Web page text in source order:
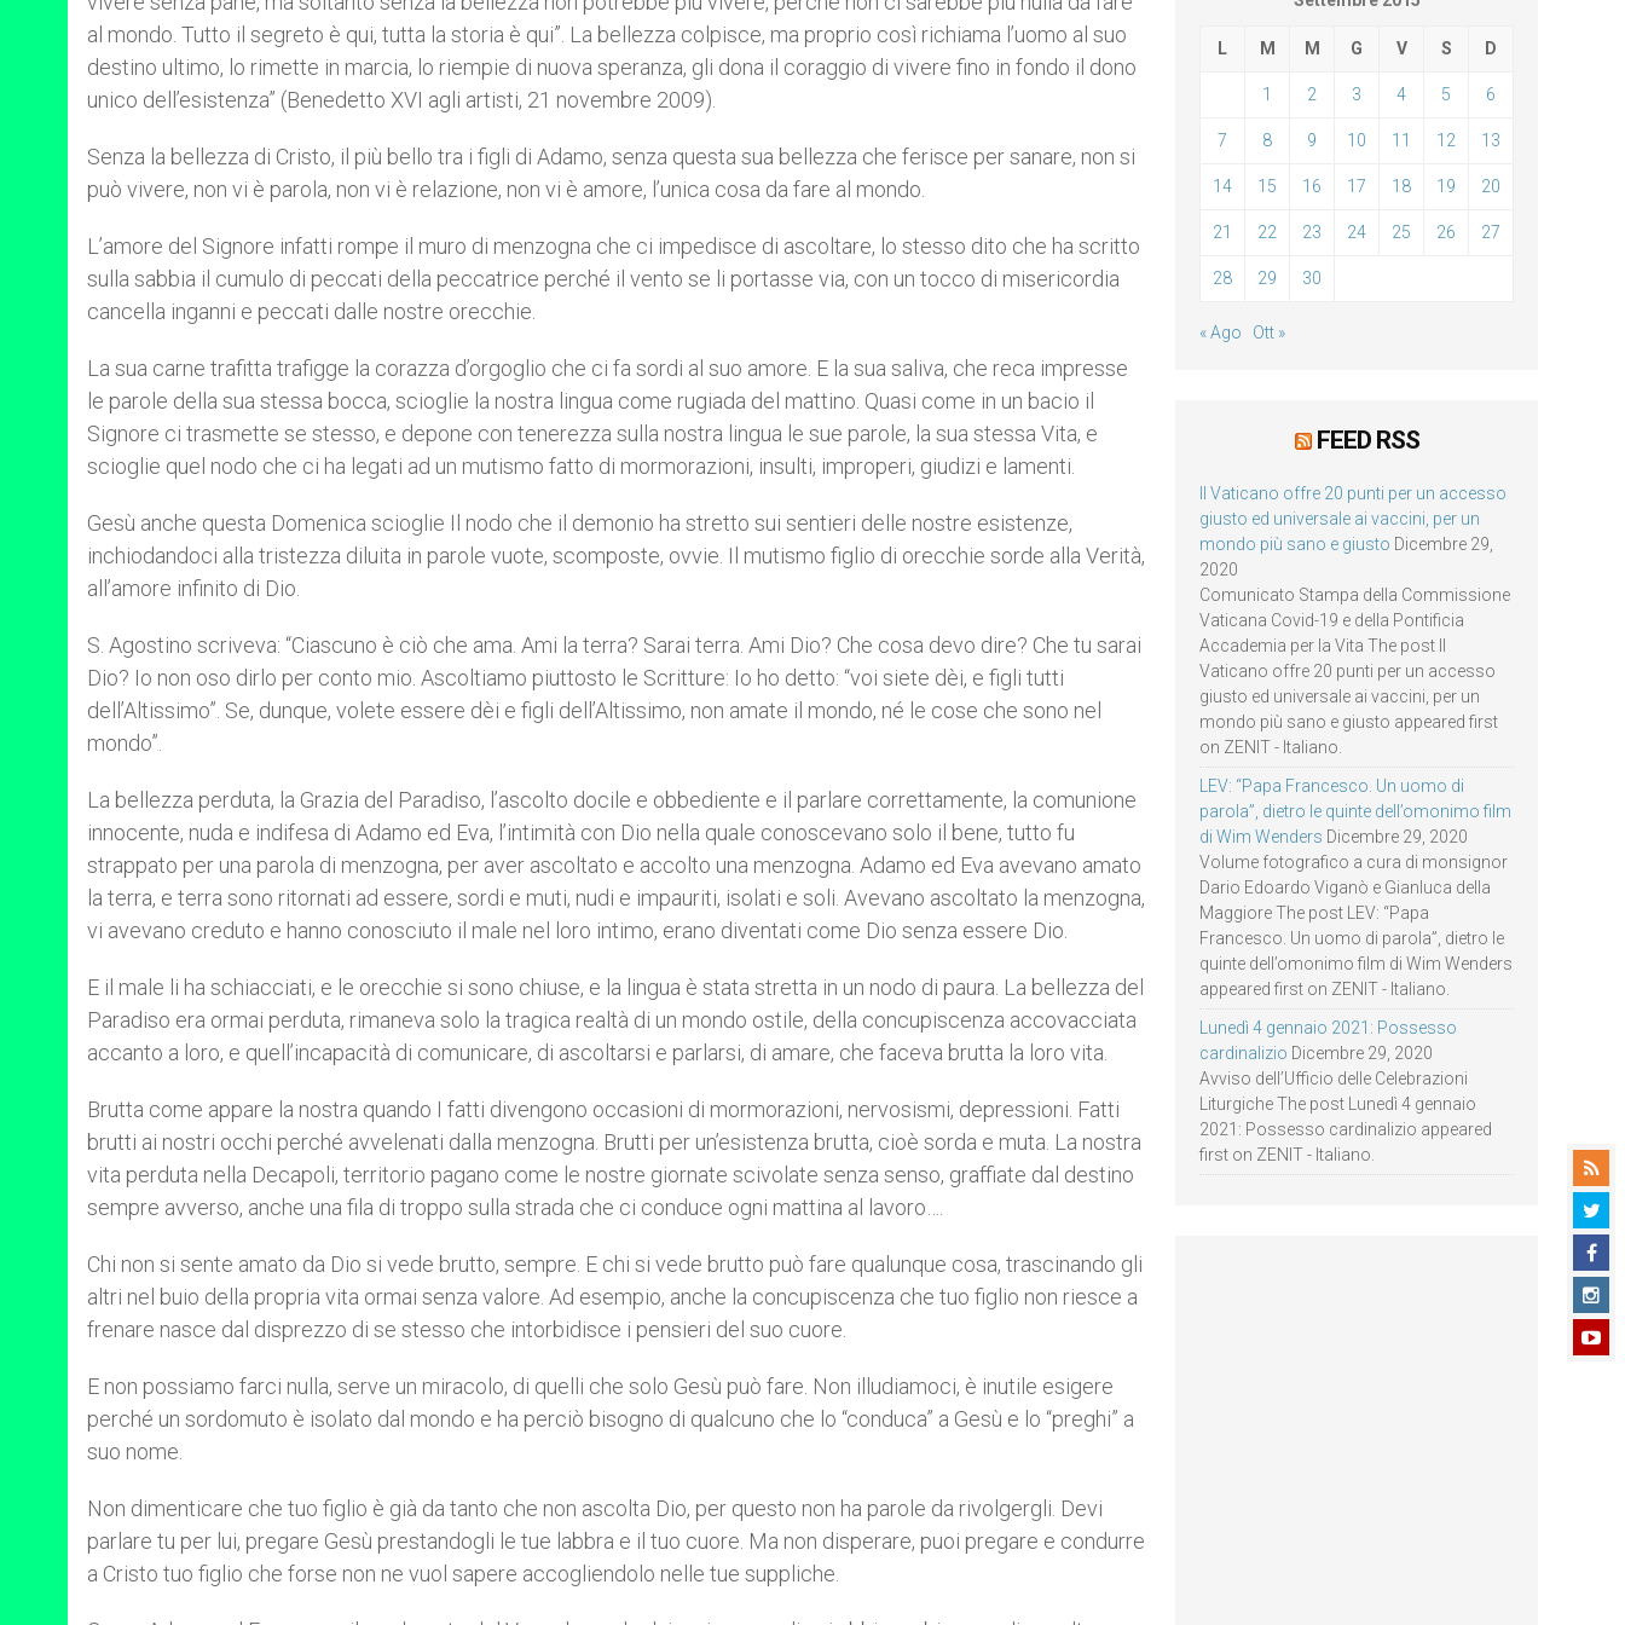
al mondo. Tutto il segreto è qui, tutta la storia è qui”. La bellezza colpisce, ma proprio così richiama l’uomo al suo
destino ultimo, lo rimette in marcia, lo riempie di nuova speranza, gli dona il coraggio di vivere fino in fondo il dono
unico dell’esistenza” (Benedetto XVI agli artisti, 21 novembre 2009).
Senza la bellezza di Cristo, il più bello tra i figli di Adamo, senza questa sua bellezza che ferisce per sanare, non si
può vivere, non vi è parola, non vi è relazione, non vi è amore, l’unica cosa da fare al mondo.
L’amore del Signore infatti rompe il muro di menzogna che ci impedisce di ascoltare, lo stesso dito che ha scritto
sulla sabbia il cumulo di peccati della peccatrice perché il vento se li portasse via, con un tocco di misericordia
cancella inganni e peccati dalle nostre orecchie.
La sua carne trafitta trafigge la corazza d’orgoglio che ci fa sordi al suo amore. E la sua saliva, che reca impresse
le parole della sua stessa bocca, scioglie la nostra lingua come rugiada del mattino. Quasi come in un bacio il
Signore ci trasmette se stesso, e depone con tenerezza sulla nostra lingua le sue parole, la sua stessa Vita, e
scioglie quel nodo che ci ha legati ad un mutismo fatto di mormorazioni, insulti, improperi, giudizi e lamenti.
Gesù anche questa Domenica scioglie Il nodo che il demonio ha stretto sui sentieri delle nostre esistenze,
inchiodandoci alla tristezza diluita in parole vuote, scomposte, ovvie. Il mutismo figlio di orecchie sorde alla Verità,
all’amore infinito di Dio.
S. Agostino scriveva: “Ciascuno è ciò che ama. Ami la terra? Sarai terra. Ami Dio? Che cosa devo dire? Che tu sarai
Dio? Io non oso dirlo per conto mio. Ascoltiamo piuttosto le Scritture: Io ho detto: “voi siete dèi, e figli tutti
dell’Altissimo”. Se, dunque, volete essere dèi e figli dell’Altissimo, non amate il mondo, né le cose che sono nel
mondo”.
La bellezza perduta, la Grazia del Paradiso, l’ascolto docile e obbediente e il parlare correttamente, la comunione
innocente, nuda e indifesa di Adamo ed Eva, l’intimità con Dio nella quale conoscevano solo il bene, tutto fu
strappato per una parola di menzogna, per aver ascoltato e accolto una menzogna. Adamo ed Eva avevano amato
la terra, e terra sono ritornati ad essere, sordi e muti, nudi e impauriti, isolati e soli. Avevano ascoltato la menzogna,
vi avevano creduto e hanno conosciuto il male nel loro intimo, erano diventati come Dio senza essere Dio.
E il male li ha schiacciati, e le orecchie si sono chiuse, e la lingua è stata stretta in un nodo di paura. La bellezza del
Paradiso era ormai perduta, rimaneva solo la tragica realtà di un mondo ostile, della concupiscenza accovacciata
accanto a loro, e quell’incapacità di comunicare, di ascoltarsi e parlarsi, di amare, che faceva brutta la loro vita.
Brutta come appare la nostra quando I fatti divengono occasioni di mormorazioni, nervosismi, depressioni. Fatti
brutti ai nostri occhi perché avvelenati dalla menzogna. Brutti per un’esistenza brutta, cioè sorda e muta. La nostra
vita perduta nella Decapoli, territorio pagano come le nostre giornate scivolate senza senso, graffiate dal destino
sempre avverso, anche una fila di troppo sulla strada che ci conduce ogni mattina al lavoro….
Chi non si sente amato da Dio si vede brutto, sempre. E chi si vede brutto può fare qualunque cosa, trascinando gli
altri nel buio della propria vita ormai senza valore. Ad esempio, anche la concupiscenza che tuo figlio non riesce a
frenare nasce dal disprezzo di se stesso che intorbidisce i pensieri del suo cuore.
E non possiamo farci nulla, serve un miracolo, di quelli che solo Gesù può fare. Non illudiamoci, è inutile esigere
perché un sordomuto è isolato dal mondo e ha perciò bisogno di qualcuno che lo “conduca” a Gesù e lo “preghi” a
suo nome.
Non dimenticare che tuo figlio è già da tanto che non ascolta Dio, per questo non ha parole da rivolgergli. Devi
parlare tu per lui, pregare Gesù prestandogli le tue labbra e il tuo cuore. Ma non disperare, puoi pregare e condurre
a Cristo tuo figlio che forse non ne vuol sapere accogliendolo nelle tue suppliche.
L M M G V S D
1 2 3 4 5 6
7 8 9 10 11 12 13
14 15 16 17 18 19 20
21 22 23 24 25 26 27
28 29 30
« Ago Ott »
FEED RSS
Il Vaticano offre 20 punti per un accesso
giusto ed universale ai vaccini, per un
mondo più sano e giusto Dicembre 29,
2020
Comunicato Stampa della Commissione
Vaticana Covid-19 e della Pontificia
Accademia per la Vita The post Il
Vaticano offre 20 punti per un accesso
giusto ed universale ai vaccini, per un
mondo più sano e giusto appeared first
on ZENIT - Italiano.
LEV: “Papa Francesco. Un uomo di
parola”, dietro le quinte dell’omonimo film
di Wim Wenders Dicembre 29, 2020
Volume fotografico a cura di monsignor
Dario Edoardo Viganò e Gianluca della
Maggiore The post LEV: “Papa
Francesco. Un uomo di parola”, dietro le
quinte dell’omonimo film di Wim Wenders
appeared first on ZENIT - Italiano.
Lunedì 4 gennaio 2021: Possesso
cardinalizio Dicembre 29, 2020
Avviso dell’Ufficio delle Celebrazioni
Liturgiche The post Lunedì 4 gennaio
2021: Possesso cardinalizio appeared
first on ZENIT - Italiano.